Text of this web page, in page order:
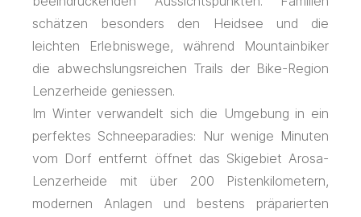
schätzen besonders den Heidsee und die
leichten Erlebniswege, während Mountainbiker
die abwechslungsreichen Trails der Bike-Region
Lenzerheide geniessen.
Im Winter verwandelt sich die Umgebung in ein
perfektes Schneeparadies: Nur wenige Minuten
vom Dorf entfernt öffnet das Skigebiet Arosa-
Lenzerheide mit über 200 Pistenkilometern,
modernen Anlagen und bestens präparierten